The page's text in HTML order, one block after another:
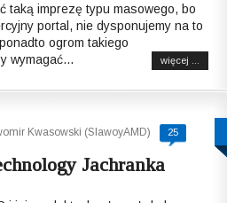
taką imprezę typu masowego, bo
portal, nie dysponujemy na to
ogrom takiego
wymagać...
więcej ...
Kwasowski (SlawoyAMD) 25
Jachranka